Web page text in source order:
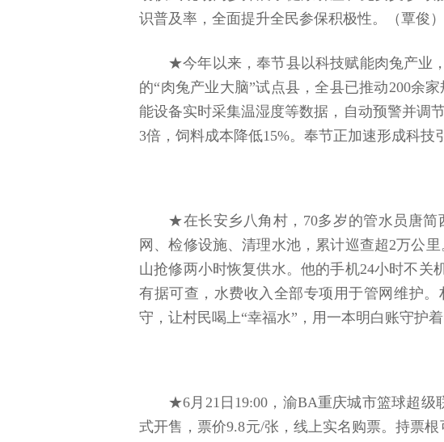
识普及率，全面提升全民参保积极性。（覃俊）
★今年以来，奉节县以科技赋能肉兔产业
的“肉兔产业大脑”试点县，全县已推动200余
能设备实时采集温湿度等数据，自动预警并调
3倍，饲料成本降低15%。奉节正加速形成科技
★在长安乡八角村，70多岁的管水员唐简
网、检修设施、清理水池，累计巡查超2万公
山抢修两小时恢复供水。他的手机24小时不关
有据可查，水费收入全部专项用于管网维护
守，让村民喝上“幸福水”，用一本明白账守护
★6月21日19:00，渝BA重庆城市篮球超级
式开售，票价9.8元/张，线上实名购票。持票